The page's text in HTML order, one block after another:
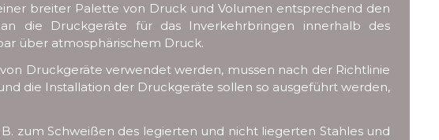
breiter Palette von Druck und Volumen entsprechend den
die Druckgeräte für das Inverkehrbringen innerhalb des
über atmosphärischem Druck.
Druckgeräte verwendet werden, mussen nach der Richtlinie
die Installation der Druckgeräte sollen so ausgeführt werden,
zum Schweißen des legierten und nicht liegerten Stahles und